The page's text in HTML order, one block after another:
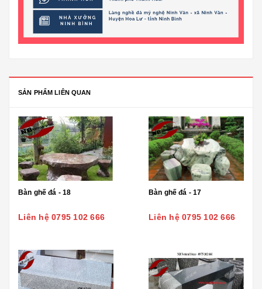
SẢN PHẨM LIÊN QUAN
Bàn ghế đá - 18
Liên hệ 0795 102 666
Bàn ghế đá - 17
Liên hệ 0795 102 666